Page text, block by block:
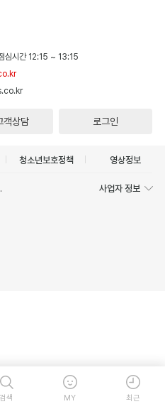
심시간 12:15 ~ 13:15
객상담 로그인
청소년보호정책 영상정보
사업자 정보
검색 MY 최근